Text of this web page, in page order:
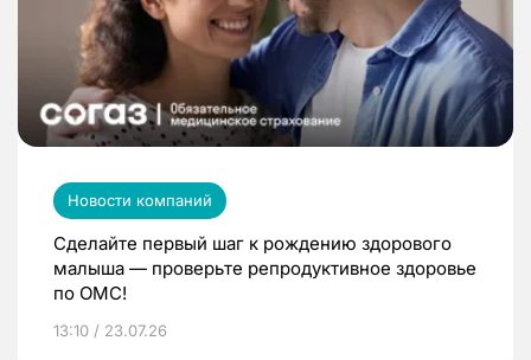
Новости компаний
Сделайте первый шаг к рождению здорового
малыша — проверьте репродуктивное здоровье
по ОМС!
13:10 / 23.07.26